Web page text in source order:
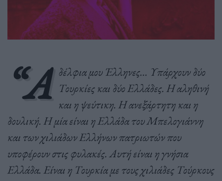
“Α δέλφια μου Έλληνες… Υπάρχουν δύο
Τουρκίες και δύο Ελλάδες. Η αληθινή
και η ψεύτικη. Η ανεξάρτητη και η
δουλική. Η μία είναι η Ελλάδα του Μπελογιάννη
και των χιλιάδων Ελλήνων πατριωτών που
υποφέρουν στις φυλακές. Αυτή είναι η γνήσια
Ελλάδα. Είναι η Τουρκία με τους χιλιάδες Τούρκους